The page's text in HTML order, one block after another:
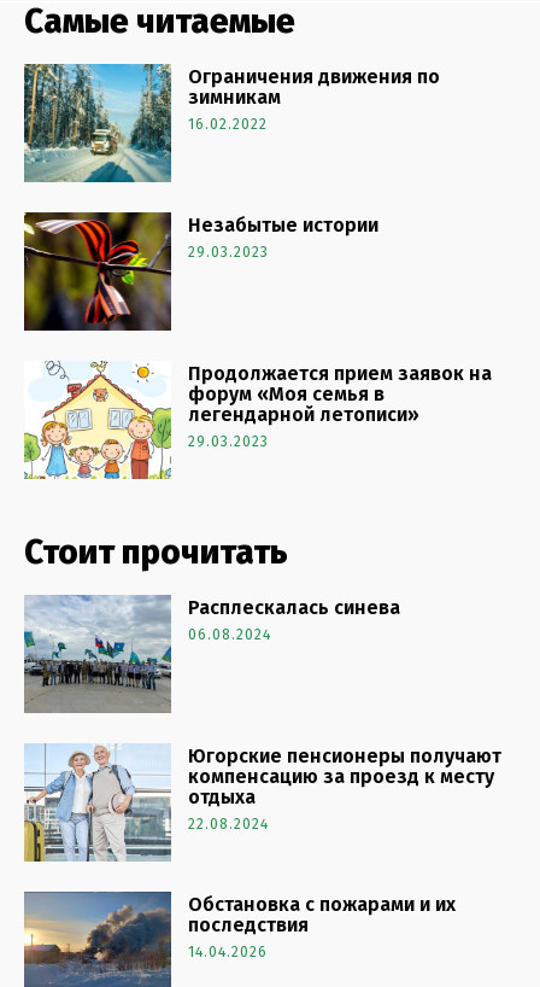
Самые читаемые
Ограничения движения по
зимникам
16.02.2022
Незабытые истории
29.03.2023
Продолжается прием заявок на
форум «Моя семья в
легендарной летописи»
29.03.2023
Стоит прочитать
Расплескалась синева
06.08.2024
Югорские пенсионеры получают
компенсацию за проезд к месту
отдыха
22.08.2024
Обстановка с пожарами и их
последствия
14.04.2026